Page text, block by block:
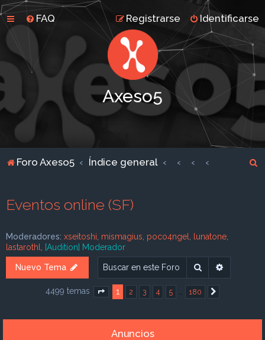
FAQ Identificarse
Registrarse
Axeso5
Foro Axeso5 Índice general
Eventos online (SF)
Moderadores: xseitoshi mismagius poco4ngel lunatone
lastarothl
[Audition] Moderador
Nuevo Tema Buscar
4499 temas Página de 180
1 2 3 4 5 180
Anuncios